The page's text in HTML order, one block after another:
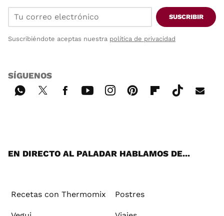
SUSCRIBIR
Suscribiéndote aceptas nuestra política de privacidad
SÍGUENOS
EN DIRECTO AL PALADAR HABLAMOS DE...
Recetas con Thermomix Postres